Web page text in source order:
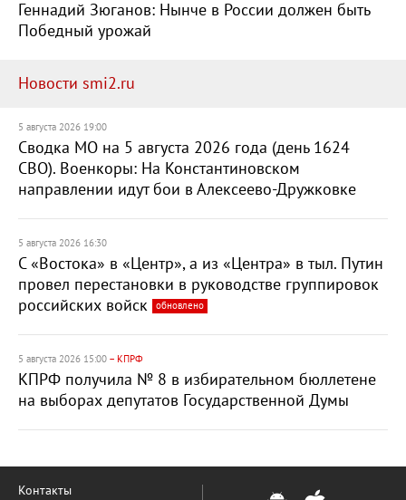
Геннадий Зюганов: Нынче в России должен быть
Победный урожай
Новости smi2.ru
5 августа 2026 19:00
Сводка МО на 5 августа 2026 года (день 1624
СВО). Военкоры: На Константиновском
направлении идут бои в Алексеево-Дружковке
5 августа 2026 16:30
С «Востока» в «Центр», а из «Центра» в тыл. Путин
провел перестановки в руководстве группировок
российских войск
обновлено
5 августа 2026 15:00 – КПРФ
КПРФ получила № 8 в избирательном бюллетене
на выборах депутатов Государственной Думы
Контакты